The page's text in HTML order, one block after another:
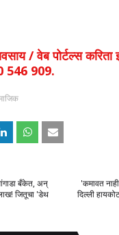
/ वेब पोर्टल्स
546 909.
​'कमावत
दिल्ली
बँकेत, अन्
जितूचा 'डेथ